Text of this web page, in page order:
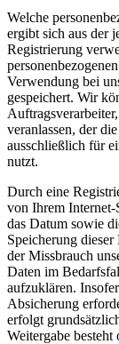
Welche
ergibt sich aus der
Registrierung
Verwendung bei
gespeichert. Wir
veranlassen, der
ausschließlich für
nutzt.
Durch eine
von Ihrem Internet-
das Datum sowie
Speicherung
der Missbrauch
Daten im
aufzuklären.
Absicherung
erfolgt
Weitergabe